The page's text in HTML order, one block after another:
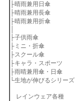
├晴雨兼用日傘
├晴雨兼用長傘
├晴雨兼用折傘
├子供雨傘
├ ミニ・折傘
├スクール傘
├キャラ・スポーツ
├雨晴兼用傘・日傘
└生地が伸びるシリーズ
レインウェア各種